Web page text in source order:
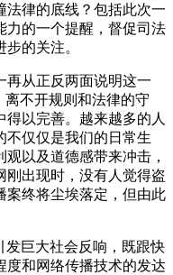
法律的底线？包括此次一
力的一个提醒，督促司法
的关注。
再从正反两面说明这一
离不开规则和法律的守
以完善。越来越多的人
不仅仅是我们的日常生
以及道德感带来冲击，
刚出现时，没有人觉得盗
案终将尘埃落定，但由此
发巨大社会反响，既跟快
度和网络传播技术的发达